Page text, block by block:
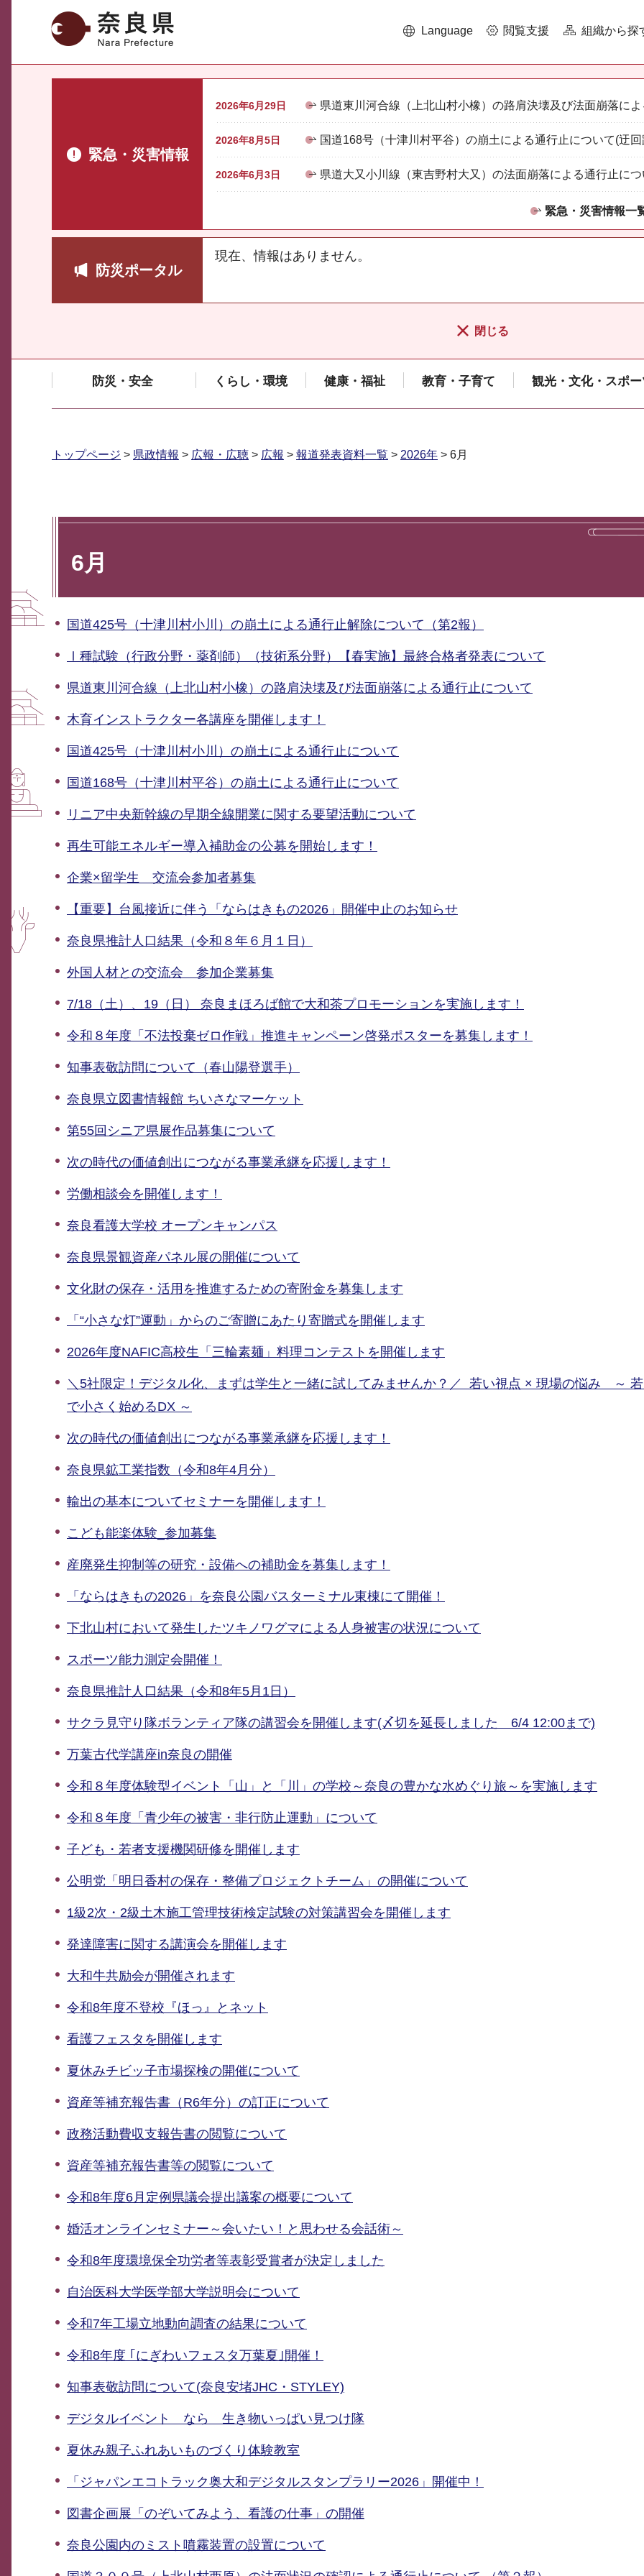
奈良県 Language 閲覧支援 組織から探
緊急・災害情報
2026年6月29日 県道東川河合線（上北山村小橡）の路肩決壊及び法面崩落に
2026年8月5日 国道168号（十津川村平谷）の崩土による通行止について(迂
2026年6月3日 県道大又小川線（東吉野村大又）の法面崩落による通行止につ
緊急・災害情報一
防災ポータル
現在、情報はありません。
閉じる
防災・安全 くらし・環境 健康・福祉 教育・子育て 観光・文化・スポー
トップページ > 県政情報 > 広報・広聴 > 広報 > 報道発表資料一覧 > 2026年 > 6月
6月
国道425号（十津川村小川）の崩土による通行止解除について（第2報）
Ⅰ種試験（行政分野・薬剤師）（技術系分野）【春実施】最終合格者発表について
県道東川河合線（上北山村小橡）の路肩決壊及び法面崩落による通行止について
木育インストラクター各講座を開催します！
国道425号（十津川村小川）の崩土による通行止について
国道168号（十津川村平谷）の崩土による通行止について
リニア中央新幹線の早期全線開業に関する要望活動について
再生可能エネルギー導入補助金の公募を開始します！
企業×留学生 交流会参加者募集
【重要】台風接近に伴う「ならはきもの2026」開催中止のお知らせ
奈良県推計人口結果（令和８年６月１日）
外国人材との交流会 参加企業募集
7/18（土）、19（日） 奈良まほろば館で大和茶プロモーションを実施します！
令和８年度「不法投棄ゼロ作戦」推進キャンペーン啓発ポスターを募集します！
知事表敬訪問について（春山陽登選手）
奈良県立図書情報館 ちいさなマーケット
第55回シニア県展作品募集について
次の時代の価値創出につながる事業承継を応援します！
労働相談会を開催します！
奈良看護大学校 オープンキャンパス
奈良県景観資産パネル展の開催について
文化財の保存・活用を推進するための寄附金を募集します
「“小さな灯”運動」からのご寄贈にあたり寄贈式を開催します
2026年度NAFIC高校生「三輪素麺」料理コンテストを開催します
＼5社限定！デジタル化、まずは学生と一緒に試してみませんか？／ 若い視点 × 現場の悩み ～ 若
で小さく始めるDX ～
次の時代の価値創出につながる事業承継を応援します！
奈良県鉱工業指数（令和8年4月分）
輸出の基本についてセミナーを開催します！
こども能楽体験_参加募集
産廃発生抑制等の研究・設備への補助金を募集します！
「ならはきもの2026」を奈良公園バスターミナル東棟にて開催！
下北山村において発生したツキノワグマによる人身被害の状況について
スポーツ能力測定会開催！
奈良県推計人口結果（令和8年5月1日）
サクラ見守り隊ボランティア隊の講習会を開催します(〆切を延長しました 6/4 12:00まで)
万葉古代学講座in奈良の開催
令和８年度体験型イベント「山」と「川」の学校～奈良の豊かな水めぐり旅～を実施します
令和８年度「青少年の被害・非行防止運動」について
子ども・若者支援機関研修を開催します
公明党「明日香村の保存・整備プロジェクトチーム」の開催について
1級2次・2級土木施工管理技術検定試験の対策講習会を開催します
発達障害に関する講演会を開催します
大和牛共励会が開催されます
令和8年度不登校『ほっ』とネット
看護フェスタを開催します
夏休みチビッ子市場探検の開催について
資産等補充報告書（R6年分）の訂正について
政務活動費収支報告書の閲覧について
資産等補充報告書等の閲覧について
令和8年度6月定例県議会提出議案の概要について
婚活オンラインセミナー～会いたい！と思わせる会話術～
令和8年度環境保全功労者等表彰受賞者が決定しました
自治医科大学医学部大学説明会について
令和7年工場立地動向調査の結果について
令和8年度 ｢にぎわいフェスタ万葉夏｣開催！
知事表敬訪問について(奈良安堵JHC・STYLEY)
デジタルイベント なら 生き物いっぱい見つけ隊
夏休み親子ふれあいものづくり体験教室
「ジャパンエコトラック奥大和デジタルスタンプラリー2026」開催中！
図書企画展「のぞいてみよう、看護の仕事」の開催
奈良公園内のミスト噴霧装置の設置について